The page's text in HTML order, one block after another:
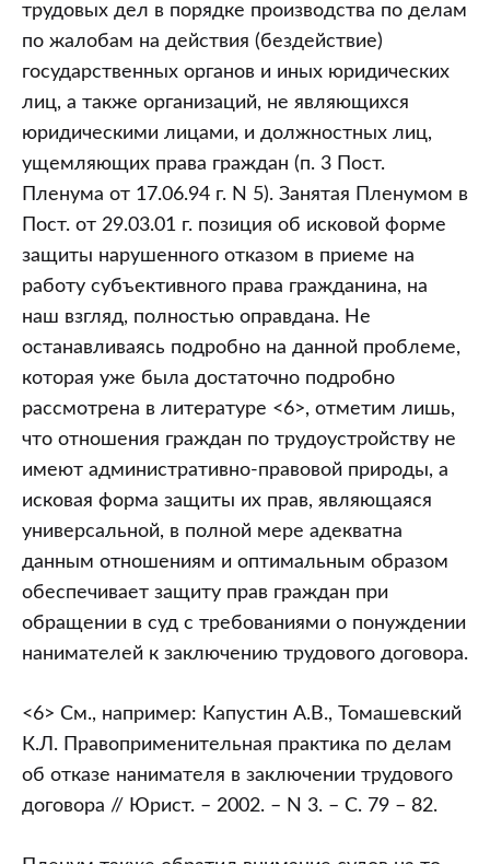
трудовых дел в порядке производства по делам
по жалобам на действия (бездействие)
государственных органов и иных юридических
лиц, а также организаций, не являющихся
юридическими лицами, и должностных лиц,
ущемляющих права граждан (п. 3 Пост.
Пленума от 17.06.94 г. N 5). Занятая Пленумом в
Пост. от 29.03.01 г. позиция об исковой форме
защиты нарушенного отказом в приеме на
работу субъективного права гражданина, на
наш взгляд, полностью оправдана. Не
останавливаясь подробно на данной проблеме,
которая уже была достаточно подробно
рассмотрена в литературе <6>, отметим лишь,
что отношения граждан по трудоустройству не
имеют административно-правовой природы, а
исковая форма защиты их прав, являющаяся
универсальной, в полной мере адекватна
данным отношениям и оптимальным образом
обеспечивает защиту прав граждан при
обращении в суд с требованиями о понуждении
нанимателей к заключению трудового договора.
<6> См., например: Капустин А.В., Томашевский
К.Л. Правоприменительная практика по делам
об отказе нанимателя в заключении трудового
договора // Юрист. – 2002. – N 3. – С. 79 – 82.